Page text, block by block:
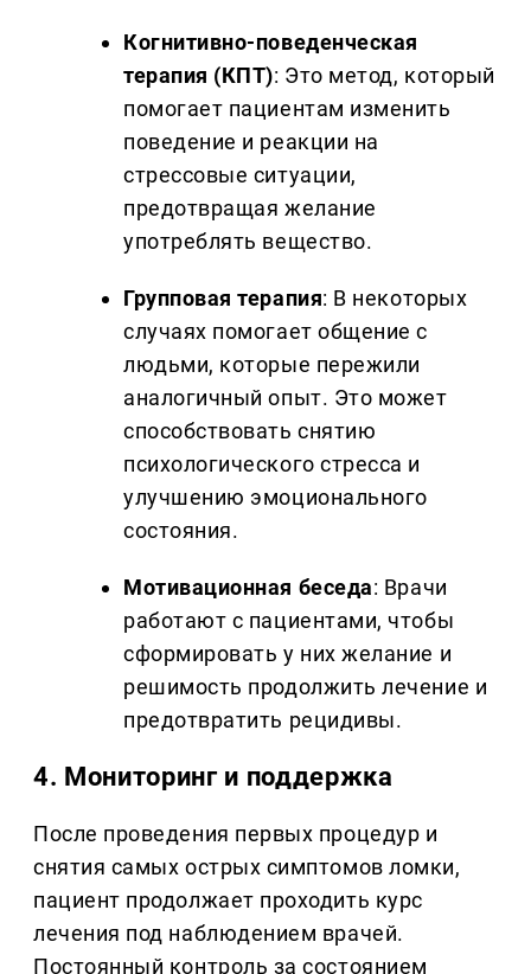
Когнитивно-поведенческая
терапия (КПТ): Это метод, который
помогает пациентам изменить
поведение и реакции на
стрессовые ситуации,
предотвращая желание
употреблять вещество.
Групповая терапия: В некоторых
случаях помогает общение с
людьми, которые пережили
аналогичный опыт. Это может
способствовать снятию
психологического стресса и
улучшению эмоционального
состояния.
Мотивационная беседа: Врачи
работают с пациентами, чтобы
сформировать у них желание и
решимость продолжить лечение и
предотвратить рецидивы.
4. Мониторинг и поддержка
После проведения первых процедур и
снятия самых острых симптомов ломки,
пациент продолжает проходить курс
лечения под наблюдением врачей.
Постоянный контроль за состоянием